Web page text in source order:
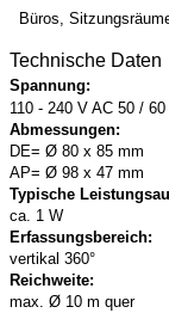
Büros,
Technische Daten
Spannung:
110 - 240 V AC 50 / 60
Abmessungen:
DE= Ø 80 x 85 mm
AP= Ø 98 x 47 mm
Typische
ca. 1 W
Erfassungsbereich:
vertikal 360°
Reichweite:
max. Ø 10 m quer